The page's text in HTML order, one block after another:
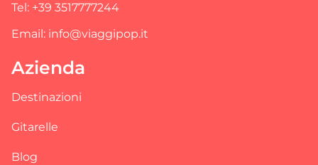
Tel: +39 3517777244
Email: info@viaggipop.it
Azienda
Destinazioni
Gitarelle
Blog